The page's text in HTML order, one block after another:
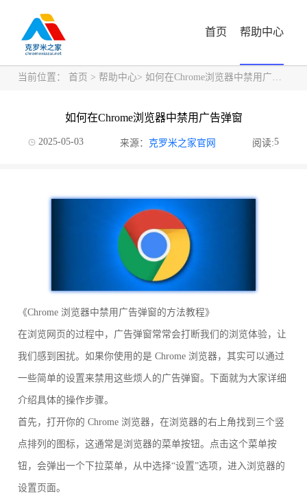
首页 帮助中心
当前位置： 首页 > 帮助中心> 如何在Chrome浏览器中禁用广告弹窗
如何在Chrome浏览器中禁用广告弹窗
2025-05-03 来源： 克罗米之家官网 阅读:5
《Chrome 浏览器中禁用广告弹窗的方法教程》
在浏览网页的过程中，广告弹窗常常会打断我们的浏览体验，让
我们感到困扰。如果你使用的是 Chrome 浏览器，其实可以通过
一些简单的设置来禁用这些烦人的广告弹窗。下面就为大家详细
介绍具体的操作步骤。
首先，打开你的 Chrome 浏览器，在浏览器的右上角找到三个竖
点排列的图标，这通常是浏览器的菜单按钮。点击这个菜单按
钮，会弹出一个下拉菜单，从中选择“设置”选项，进入浏览器的
设置页面。